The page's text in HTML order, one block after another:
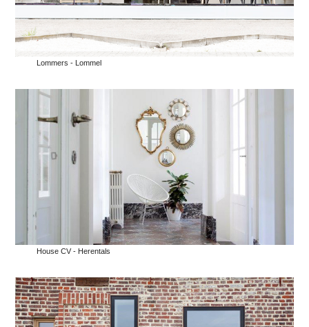
Lommers - Lommel
House CV - Herentals